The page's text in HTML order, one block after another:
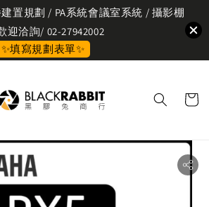
置規劃 / PA系統會議室系統 / 攝影棚
迎洽詢/ 02-27942002
✨填寫規劃表單✨